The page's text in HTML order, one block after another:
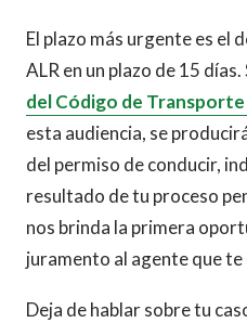
El plazo más urgente es el
ALR en un plazo de 15 días.
del Código de Transporte
esta audiencia, se
del permiso de conducir,
resultado de tu proceso
nos brinda la primera
juramento al agente que
Deja de hablar sobre tu